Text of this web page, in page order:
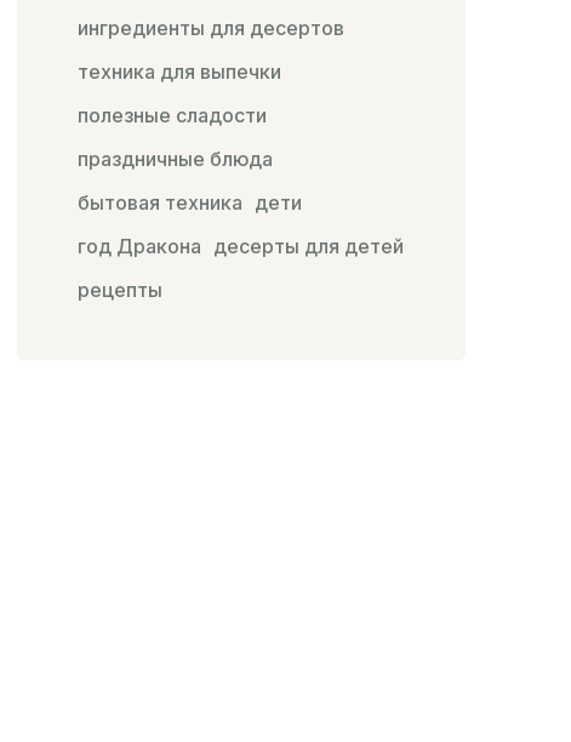
ингредиенты для десертов
техника для выпечки
полезные сладости
праздничные блюда
бытовая техника дети
год Дракона десерты для детей
рецепты